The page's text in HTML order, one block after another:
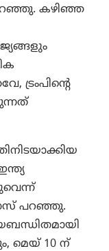
കഴിഞ്ഞ
ട്രംപിന്റെ
പറഞ്ഞു.
മെയ് 10 ന്